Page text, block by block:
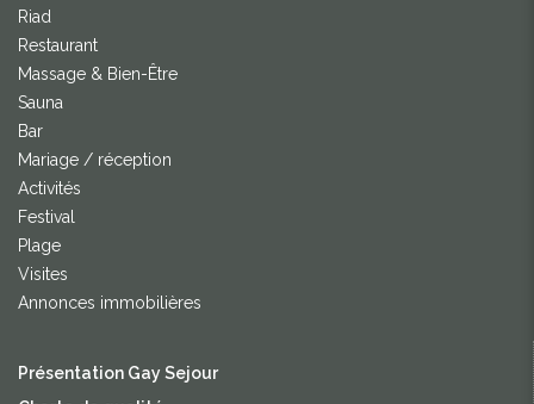
Riad
Restaurant
Massage & Bien-Être
Sauna
Bar
Mariage / réception
Activités
Festival
Plage
Visites
Annonces immobilières
Présentation Gay Sejour